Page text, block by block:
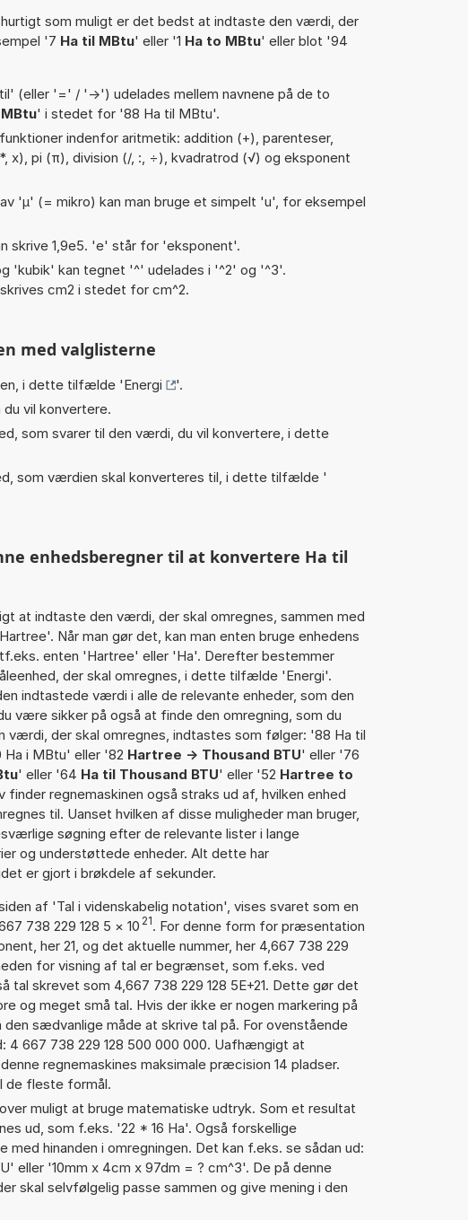
som muligt er det bedst at indtaste den værdi, der
'7 Ha til MBtu' eller '1 Ha to MBtu' eller blot '94
(eller '=' / '->') udelades mellem navnene på de to
' i stedet for '88 Ha til MBtu'.
indenfor aritmetik: addition (+), parenteser,
x), pi (π), division (/, :, ÷), kvadratrod (√) og eksponent
'µ' (= mikro) kan man bruge et simpelt 'u', for eksempel
skrive 1,9e5. 'e' står for 'eksponent'.
'kubik' kan tegnet '^' udelades i '^2' og '^3'.
cm2 i stedet for cm^2.
med valglisterne
i dette tilfælde 'Energi
'.
vil konvertere.
som svarer til den værdi, du vil konvertere, i dette
som værdien skal konverteres til, i dette tilfælde '
enhedsberegner til at konvertere Ha til
at indtaste den værdi, der skal omregnes, sammen med
Når man gør det, kan man enten bruge enhedens
enten 'Hartree' eller 'Ha'. Derefter bestemmer
der skal omregnes, i dette tilfælde 'Energi'.
indtastede værdi i alle de relevante enheder, som den
være sikker på også at finde den omregning, som du
værdi, der skal omregnes, indtastes som følger: '88 Ha til
i MBtu' eller '82 Hartree -> Thousand BTU' eller '76
' eller '64 Ha til Thousand BTU' eller '52 Hartree to
finder regnemaskinen også straks ud af, hvilken enhed
til. Uanset hvilken af disse muligheder man bruger,
søgning efter de relevante lister i lange
og understøttede enheder. Alt dette har
er gjort i brøkdele af sekunder.
af 'Tal i videnskabelig notation', vises svaret som en
738 229 128 5 × 10 21. For denne form for præsentation
her 21, og det aktuelle nummer, her 4,667 738 229
for visning af tal er begrænset, som f.eks. ved
tal skrevet som 4,667 738 229 128 5E+21. Dette gør det
og meget små tal. Hvis der ikke er nogen markering på
sædvanlige måde at skrive tal på. For ovenstående
4 667 738 229 128 500 000 000. Uafhængigt at
regnemaskines maksimale præcision 14 pladser.
fleste formål.
muligt at bruge matematiske udtryk. Som et resultat
ud, som f.eks. '22 * 16 Ha'. Også forskellige
med hinanden i omregningen. Det kan f.eks. se sådan ud:
eller '10mm x 4cm x 97dm = ? cm^3'. De på denne
skal selvfølgelig passe sammen og give mening i den